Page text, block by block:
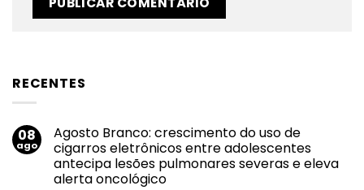
RECENTES
08
ago
Agosto Branco: crescimento do uso de
cigarros eletrônicos entre adolescentes
antecipa lesões pulmonares severas e eleva
alerta oncológico